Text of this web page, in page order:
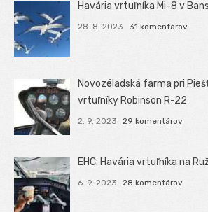
Havária vrtuľníka Mi-8 v
28. 8. 2023 31 komentárov
Novozéladská farma pri
vrtuľníky Robinson R-22
2. 9. 2023 29 komentárov
EHC: Havária vrtuľníka na
6. 9. 2023 28 komentárov